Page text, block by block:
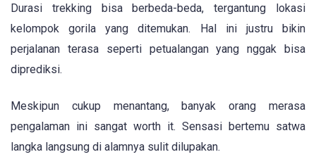
Durasi trekking bisa berbeda-beda, tergantung lokasi
kelompok gorila yang ditemukan. Hal ini justru bikin
perjalanan terasa seperti petualangan yang nggak bisa
diprediksi.
Meskipun cukup menantang, banyak orang merasa
pengalaman ini sangat worth it. Sensasi bertemu satwa
langka langsung di alamnya sulit dilupakan.